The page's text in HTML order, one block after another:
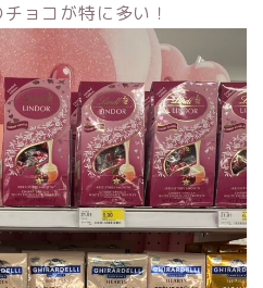
ョコが特に多い！